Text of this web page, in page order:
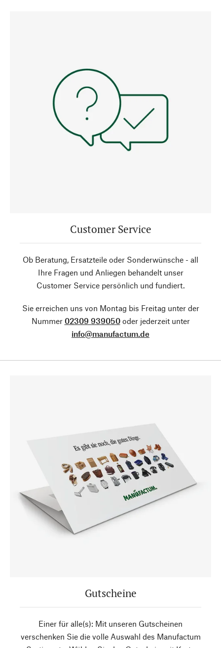
Customer Service
Ob Beratung, Ersatzteile oder Sonderwünsche - all
Ihre Fragen und Anliegen behandelt unser
Customer Service persönlich und fundiert.
Sie erreichen uns von Montag bis Freitag unter der
Nummer 02309 939050oder jederzeit unter
info@manufactum.de
Gutscheine
Einer für alle(s): Mit unseren Gutscheinen
verschenken Sie die volle Auswahl des Manufactum